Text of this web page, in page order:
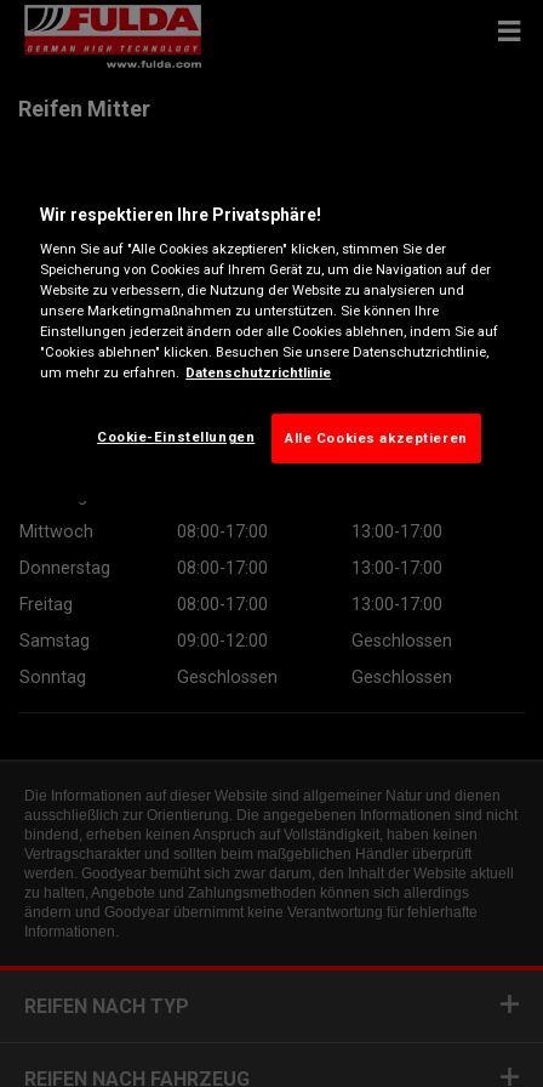
Reifen Mitter
Anfahrtsbeschreibung
Telefonnummer anzeigen
Besuchen Sie die Website des Händlers
13:00-17:00
Mittwoch
08:00-17:00
13:00-17:00
Donnerstag
08:00-17:00
13:00-17:00
Freitag
08:00-17:00
13:00-17:00
Samstag
09:00-12:00
Geschlossen
Sonntag
Geschlossen Geschlossen
Die Informationen auf dieser Website sind allgemeiner Natur und dienen
ausschließlich zur Orientierung. Die angegebenen Informationen sind nicht
bindend, erheben keinen Anspruch auf Vollständigkeit, haben keinen
Vertragscharakter und sollten beim maßgeblichen Händler überprüft
werden. Goodyear bemüht sich zwar darum, den Inhalt der Website aktuell
zu halten, Angebote und Zahlungsmethoden können sich allerdings
ändern und Goodyear übernimmt keine Verantwortung für fehlerhafte
Informationen.
REIFEN NACH TYP
REIFEN NACH FAHRZEUG
Wir respektieren Ihre Privatsphäre!
Wenn Sie auf "Alle Cookies akzeptieren" klicken, stimmen Sie der
Speicherung von Cookies auf Ihrem Gerät zu, um die Navigation auf der
Website zu verbessern, die Nutzung der Website zu analysieren und
unsere Marketingmaßnahmen zu unterstützen. Sie können Ihre
Einstellungen jederzeit ändern oder alle Cookies ablehnen, indem Sie auf
"Cookies ablehnen" klicken. Besuchen Sie unsere Datenschutzrichtlinie,
um mehr zu erfahren. Datenschutzrichtlinie
Cookie-Einstellungen Alle Cookies akzeptieren